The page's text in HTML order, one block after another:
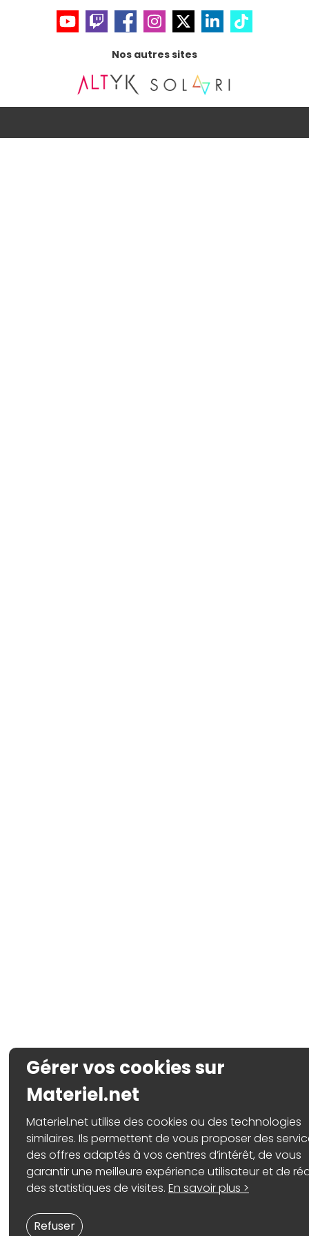
Nos autres sites
Gérer vos cookies sur
Materiel.net
Materiel.net utilise des cookies ou des technologies
similaires. Ils permettent de vous proposer des
des offres adaptés à vos centres d’intérêt, de vous
garantir une meilleure expérience utilisateur et de
des statistiques de visites.En savoir plus >
Refuser